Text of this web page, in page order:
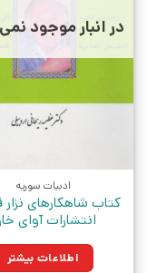
در انبار موجود
ادبیات سوریه
کتاب شاهکارهای نزار
انتشارات آوای
اطلاعات بیشتر